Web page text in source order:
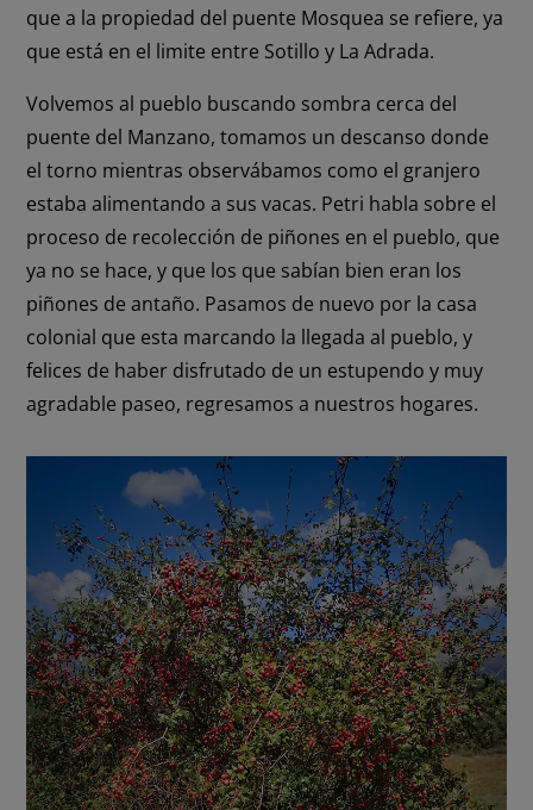
que a la propiedad del puente Mosquea se refiere, ya
que está en el limite entre Sotillo y La Adrada.
Volvemos al pueblo buscando sombra cerca del
puente del Manzano, tomamos un descanso donde
el torno mientras observábamos como el granjero
estaba alimentando a sus vacas. Petri habla sobre el
proceso de recolección de piñones en el pueblo, que
ya no se hace, y que los que sabían bien eran los
piñones de antaño. Pasamos de nuevo por la casa
colonial que esta marcando la llegada al pueblo, y
felices de haber disfrutado de un estupendo y muy
agradable paseo, regresamos a nuestros hogares.